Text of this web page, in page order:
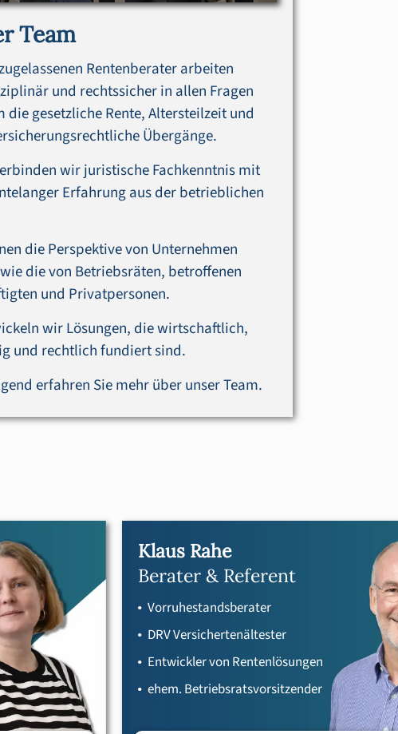
Team
Rentenberater arbeiten
und rechtssicher in allen Fragen
die gesetzliche Rente, Altersteilzeit und
Übergänge.
wir juristische Fachkenntnis mit
Erfahrung aus der betrieblichen
die Perspektive von Unternehmen
die von Betriebsräten, betroffenen
und Privatpersonen.
wir Lösungen, die wirtschaftlich,
und rechtlich fundiert sind.
erfahren Sie mehr über unser Team.
Klaus Rahe
Berater & Referent
Vorruhestandsberater
DRV Versichertenältester
Entwickler von Rentenlösungen
ehem. Betriebsratsvorsitzender